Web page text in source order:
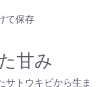
て保存
甘み
サトウキビから生ま